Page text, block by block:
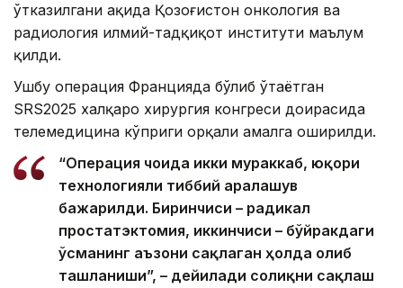
ўтказилгани ҳақида Қозоғистон онкология ва
радиология илмий-тадқиқот институти маълум
қилди.
Ушбу операция Францияда бўлиб ўтаётган
SRS2025 халқаро хирургия конгреси доирасида
телемедицина кўприги орқали амалга оширилди.
“Операция чоғида икки мураккаб, юқори
технологияли тиббий аралашув
бажарилди. Биринчиси – радикал
простатэктомия, иккинчиси – бўйракдаги
ўсманинг аъзони сақлаган ҳолда олиб
ташланиши”, – дейилади соғлиқни сақлаш